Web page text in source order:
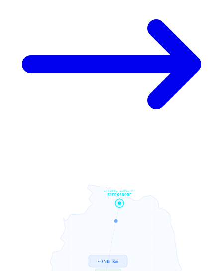
SIERKSDORF
STROBEL INDUSTRY
~750 km